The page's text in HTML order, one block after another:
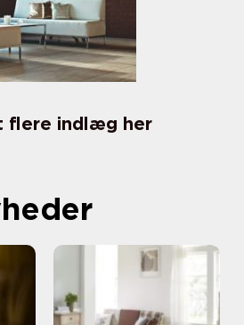
flere indlæg her